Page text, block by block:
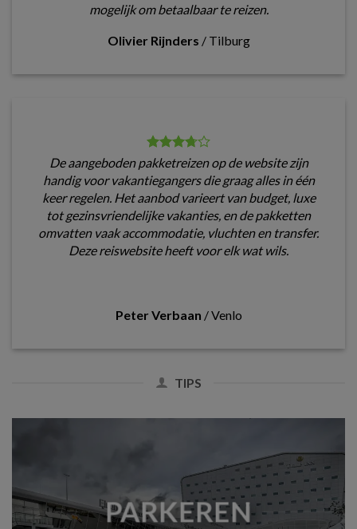
mogelijk om betaalbaar te reizen.
Olivier Rijnders / Tilburg
De aangeboden pakketreizen op de website zijn
handig voor vakantiegangers die graag alles in één
keer regelen. Het aanbod varieert van budget, luxe
tot gezinsvriendelijke vakanties, en de pakketten
omvatten vaak accommodatie, vluchten en transfer.
Deze reiswebsite heeft voor elk wat wils.
Peter Verbaan /Venlo
TIPS
PARKEREN